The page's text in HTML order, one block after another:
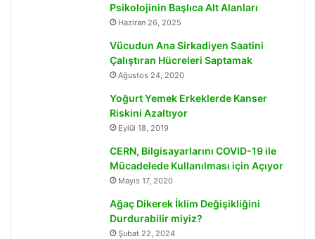
Psikolojinin Başlıca Alt Alanları
Haziran 26, 2025
Vücudun Ana Sirkadiyen Saatini
Çalıştıran Hücreleri Saptamak
Ağustos 24, 2020
Yoğurt Yemek Erkeklerde Kanser
Riskini Azaltıyor
Eylül 18, 2019
CERN, Bilgisayarlarını COVID-19 ile
Mücadelede Kullanılması için Açıyor
Mayıs 17, 2020
Ağaç Dikerek İklim Değişikliğini
Durdurabilir miyiz?
Şubat 22, 2024